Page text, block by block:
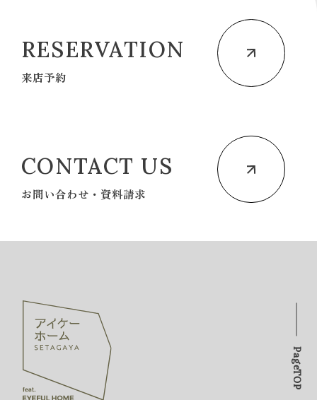
RESERVATION
来店予約
CONTACT US
お問い合わせ・資料請求
PageTOP